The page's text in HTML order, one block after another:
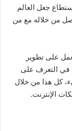
جعل العالم
من خلاله مع من
على تطوير
في التعرف على
كل هذا من خلال
الإنترنت.